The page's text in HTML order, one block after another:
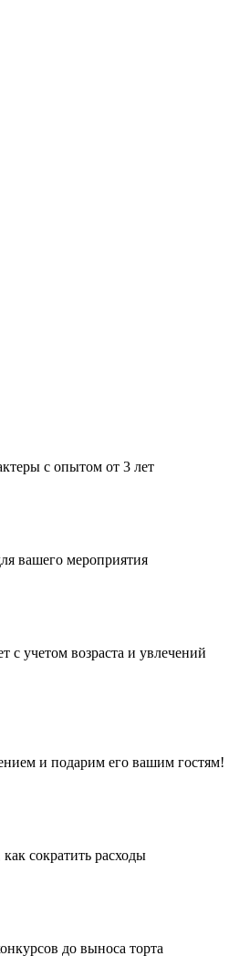
с опытом от 3 лет
вашего мероприятия
учетом возраста и увлечений
и подарим его вашим гостям!
сократить расходы
до выноса торта